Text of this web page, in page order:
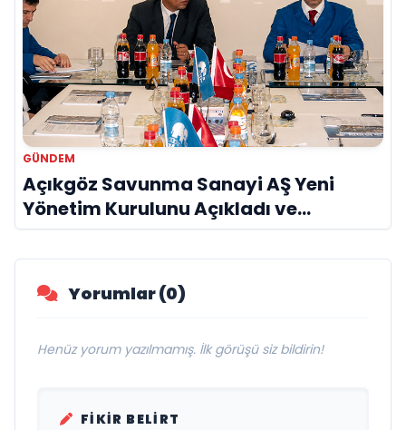
GÜNDEM
Açıkgöz Savunma Sanayi AŞ Yeni
Yönetim Kurulunu Açıkladı ve
Savunma Sanayinde Küresel Vizyon
Vurgusu
Yorumlar (0)
Henüz yorum yazılmamış. İlk görüşü siz bildirin!
FIKIR BELIRT